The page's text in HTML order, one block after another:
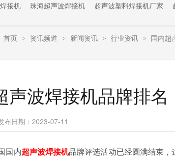
接机 珠海超声波焊接机 超声波塑料焊接机厂家
首页 > 资讯频道 > 新闻资讯 > 行业资讯 > 国内超
声波焊接机品牌排名
布日期：2023-07-11
国内超声波焊接机品牌评选活动已经圆满结束